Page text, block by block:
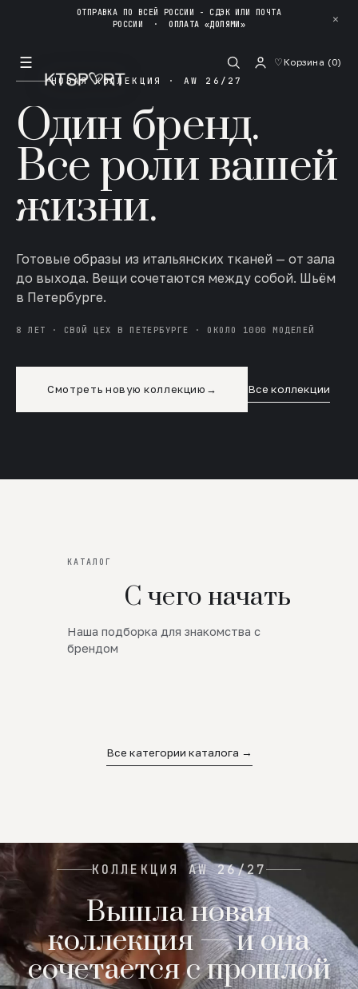
ОТПРАВКА ПО ВСЕЙ РОССИИ - СДЭК ИЛИ ПОЧТА
РОССИИ ·ОПЛАТА «ДОЛЯМИ» ✕
☰ ♡Корзина (0)
НОВАЯ КОЛЛЕКЦИЯ · AW 26/27
Один бренд.
Все роли вашей
жизни.
Готовые образы из итальянских тканей — от зала
до выхода. Вещи сочетаются между собой. Шьём
в Петербурге.
8 ЛЕТ · СВОЙ ЦЕХ В ПЕТЕРБУРГЕ · ОКОЛО 1000 МОДЕЛЕЙ
Смотреть новую коллекцию → Все коллекции
КАТАЛОГ
С чего начать
Наша подборка для знакомства с
брендом
Новинки
SALE
Все категории каталога →
КОЛЛЕКЦИЯ AW 26/27
Вышла новая
коллекция — и она
сочетается с прошлой